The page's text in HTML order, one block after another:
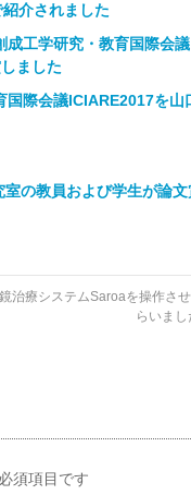
介されました
成工学研究・教育国際会議
ました
国際会議ICIARE2017を山
の教員および学生が論文
治療システムSaroaを操作さ
らいまし
須項目です